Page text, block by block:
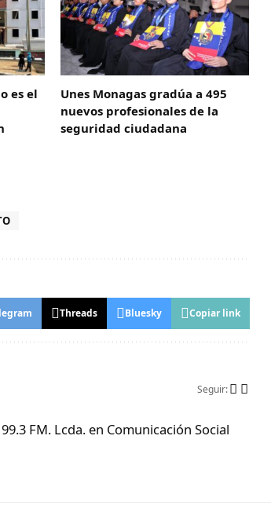
es el
Unes Monagas gradúa a 495
nuevos profesionales de la
seguridad ciudadana
Threads Bluesky Copiar link
Seguir:
FM. Lcda. en Comunicación Social